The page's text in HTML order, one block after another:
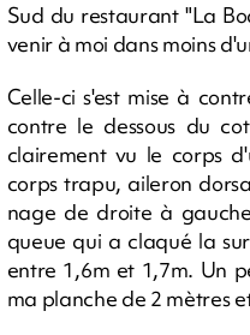
Sud du restaurant "La
venir à moi dans moins
Celle-ci s'est mise à
contre le dessous du
clairement vu le corps
corps trapu, aileron
nage de droite à
queue qui a claqué la
entre 1,6m et 1,7m. Un
ma planche de 2 mètres